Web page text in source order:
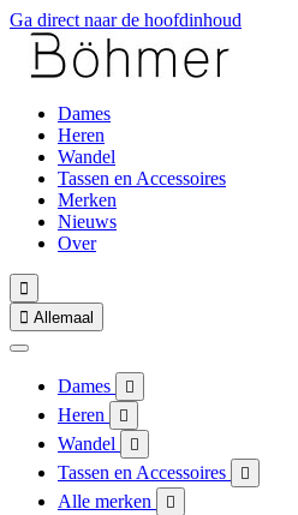
Ga direct naar de hoofdinhoud
Dames
Heren
Wandel
Tassen en Accessoires
Merken
Nieuws
Over

 Allemaal
Dames 
Heren 
Wandel 
Tassen en Accessoires 
Alle merken 